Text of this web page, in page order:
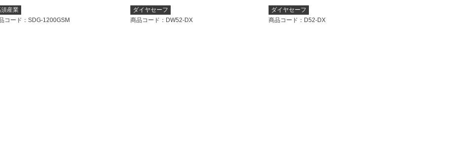
産業
コード ：SDG-1200GSM
ダイヤセーフ
商品コード ：DW52-DX
ダイヤセーフ
商品コード ：D52-DX